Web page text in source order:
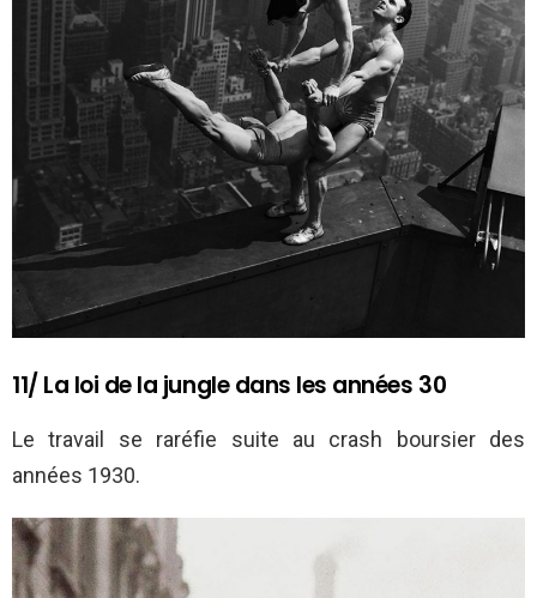
11/ La loi de la jungle dans les années 30
Le travail se raréfie suite au crash boursier des
années 1930.